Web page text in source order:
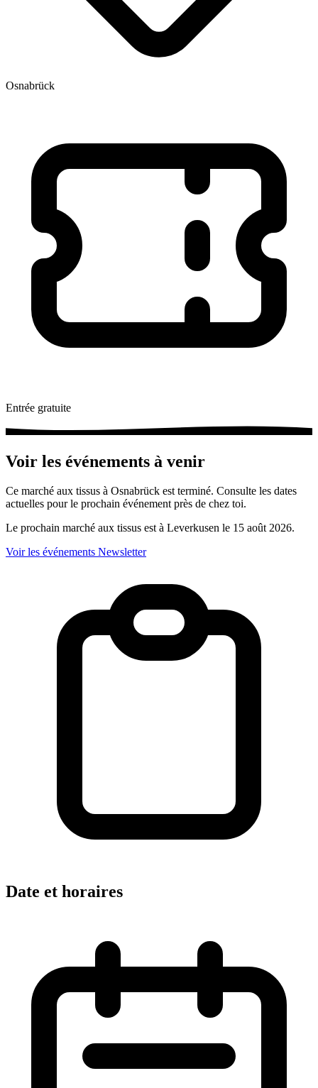
Osnabrück
Entrée gratuite
Voir les événements à venir
Ce marché aux tissus à Osnabrück est terminé. Consulte les dates
actuelles pour le prochain événement près de chez toi.
Le prochain marché aux tissus est à Leverkusen le 15 août 2026.
Voir les événements Newsletter
Date et horaires